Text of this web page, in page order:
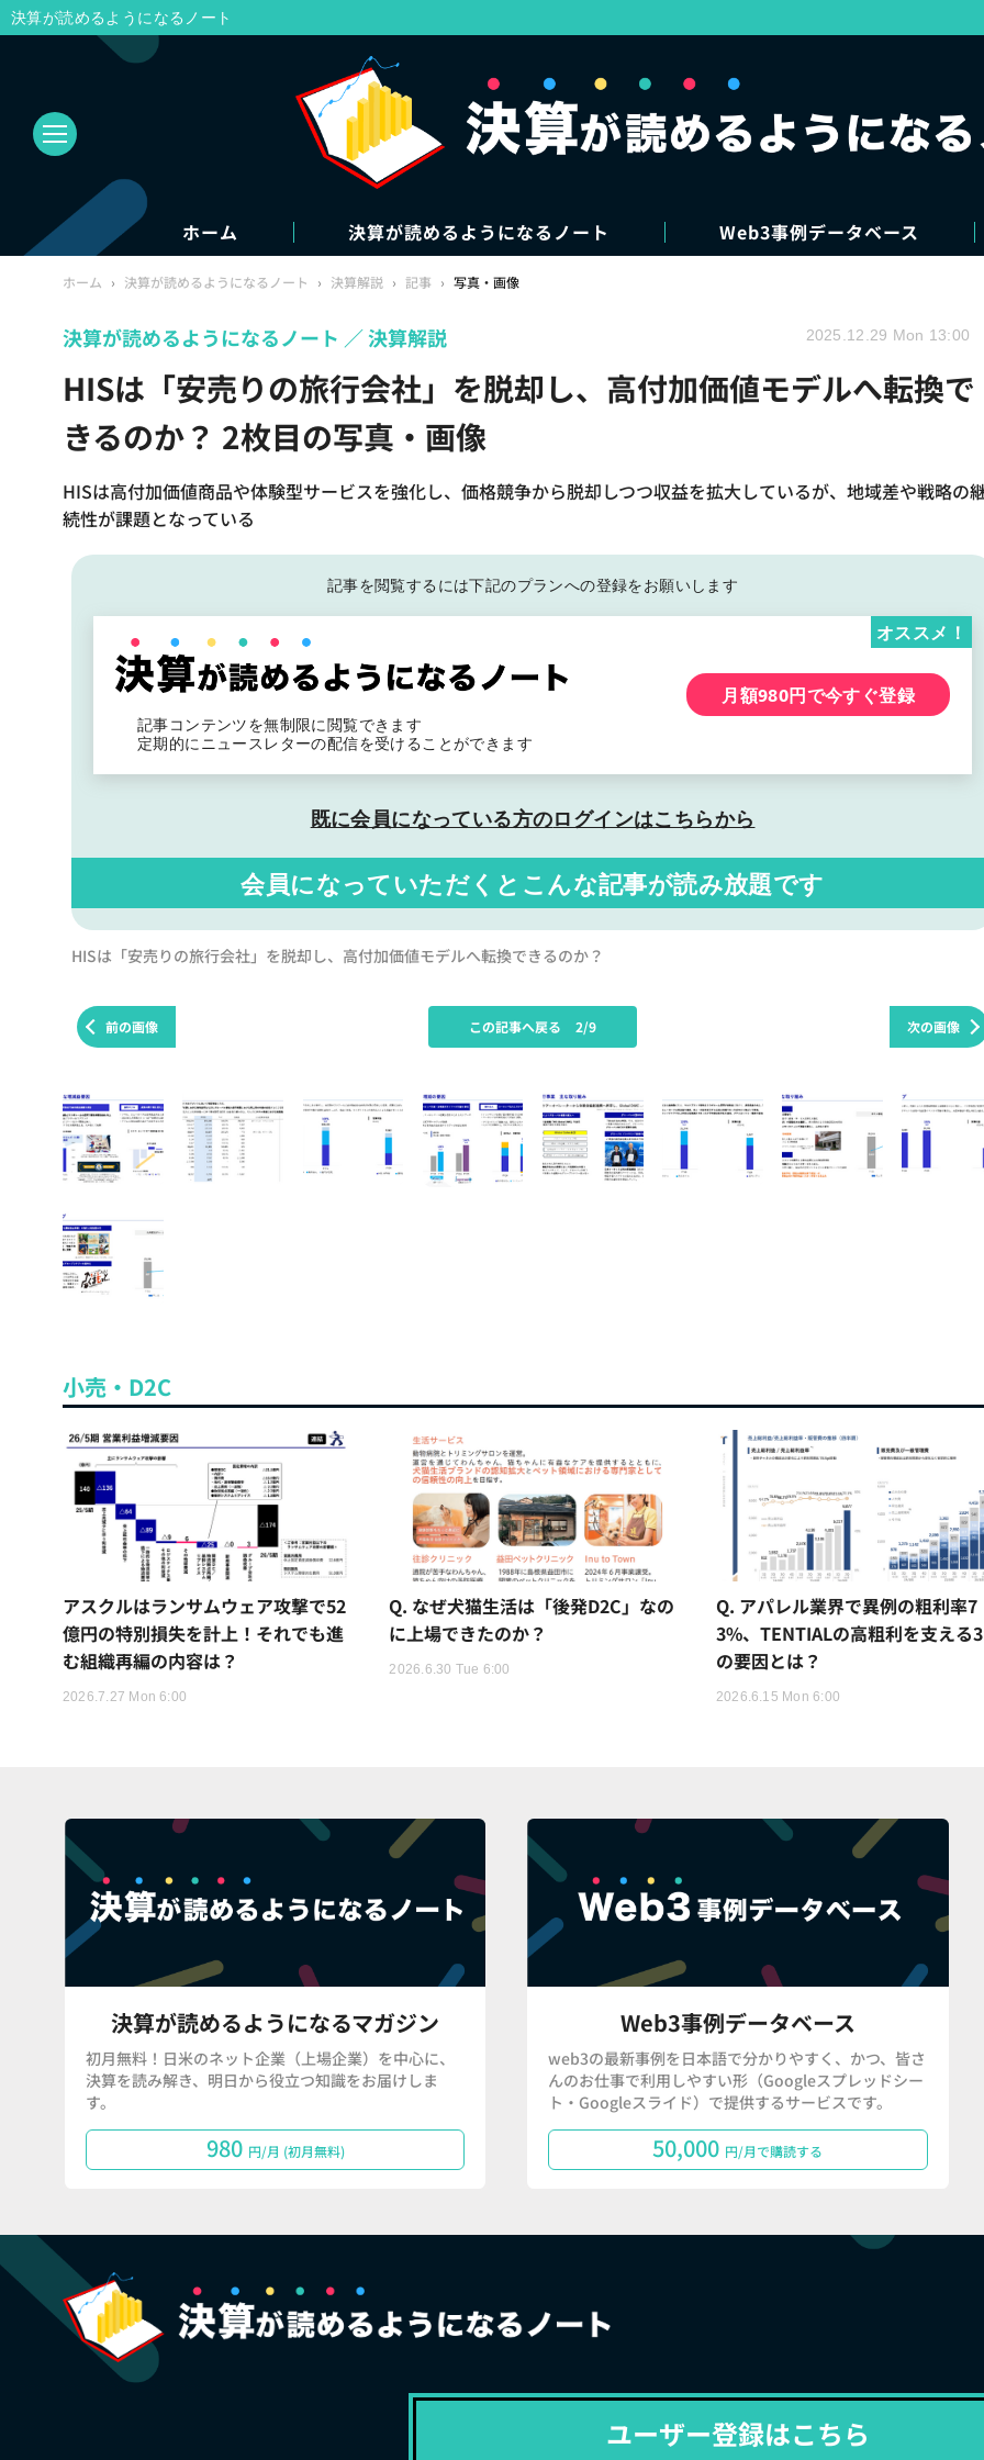
ホーム 決算が読めるようになるノート Web3事例データベース
ホーム › 決算が読めるようになるノート › 決算解説 › 記事 › 写真・画像
HISは「安売りの旅行会社」を脱却し、高付加価値モデルへ転換で
きるのか？ 2枚目の写真・画像
HISは高付加価値商品や体験型サービスを強化し、価格競争から脱却しつつ収益を拡大しているが、地域差や戦略の
続性が課題となっている
決算が読めるようになるノート 決算解説 2025.12.29 Mon 13:00
記事を閲覧するには下記のプランへの登録をお願いします
記事コンテンツを無制限に閲覧できます
定期的にニュースレターの配信を受けることができます
オススメ！
月額980円で今すぐ登録
既に会員になっている方のログインはこちらから
会員になっていただくと こんな記事が読み放題です
HISは「安売りの旅行会社」を脱却し、高付加価値モデルへ転換できるのか？
前の画像 次の画像
この記事へ戻る 2/9
小売・D2C
アスクルはランサムウェア攻撃で52
億円の特別損失を計上！それでも進
む組織再編の内容は？
2026.7.27 Mon 6:00
Q. なぜ犬猫生活は「後発D2C」なの
に上場できたのか？
2026.6.30 Tue 6:00
Q. アパレル業界で異例の粗利率7
3%、TENTIALの高粗利を支える
の要因とは？
2026.6.15 Mon 6:00
決算が読めるようになるマガジン
初月無料！日米のネット企業（上場企業）を中心に、
決算を読み解き、明日から役立つ知識をお届けしま
す。
980 円/月 (初月無料)
Web3事例データベース
web3の最新事例を日本語で分かりやすく、かつ、皆さ
んのお仕事で利用しやすい形（Googleスプレッドシー
ト・Googleスライド）で提供するサービスです。
50,000 円/月で購読する
ユーザー登録はこちら
決算が読めるようになるノート